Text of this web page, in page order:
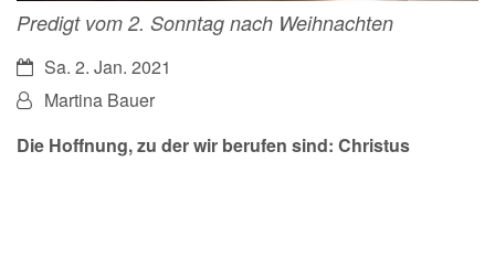
Predigt vom 2. Sonntag nach Weihnachten
Datum:Sa. 2. Jan. 2021
Von:Martina Bauer
Die Hoffnung, zu der wir berufen sind: Christus